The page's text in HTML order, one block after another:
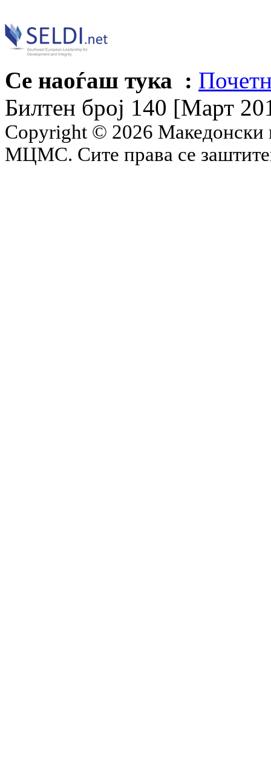
Се наоѓаш тука :
Билтен број 140 [Март
Copyright © 2026 Македонски
МЦМС. Сите права се